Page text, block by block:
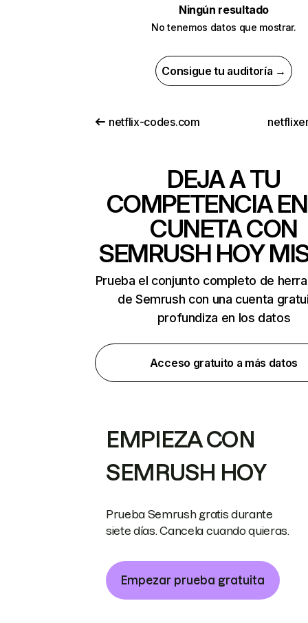
Ningún resultado
No tenemos datos que mostrar.
Consigue tu auditoría →
netflix-codes.com
DEJA A TU
COMPETENCIA
CUNETA CON
SEMRUSH HOY
Prueba el conjunto completo de
de Semrush con una cuenta
profundiza en los datos
Acceso gratuito a más datos
EMPIEZA CON
SEMRUSH HOY
Prueba Semrush gratis durante
siete días. Cancela cuando quieras.
Empezar prueba gratuita